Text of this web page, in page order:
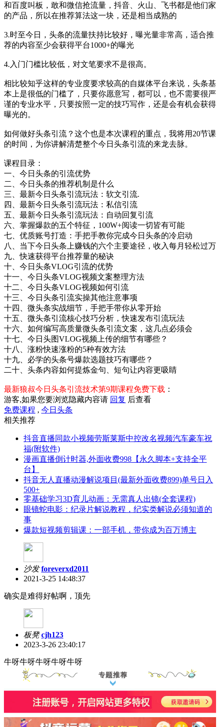
和百度叫板，敢和微信抢流量，抖音、火山、飞书都是他们家
的产品，所以在推荐算法这一块，还是相当成熟的
3.时至今日，头条的流量扶持比较好，曝光量非常高，适合推
荐的内容至少会获得平台1000+的曝光
4.入门门槛比较低，对文笔要求不是很高。
相比较知乎这样的专业度要求较高的自媒体平台来说，头条基
本上是很低的门槛了，只要你愿意写，都可以，也不需要很严
谨的专业水平，只要按照一定的技巧写作，还是会有机会获得
曝光的。
如何做好头条引流？这个也是本次课程的重点，我将用20节课
的时间，为你讲解清楚整个今日头条引流的来龙去脉。
课程目录：
一、今日头条的引流优势
二、今日头条的推荐机制是什么
三、最新今日头条引流玩法：软文引流.
四、最新今日头条引流玩法：私信引流
五、最新今日头条引流玩法：自动回复引流
六、掌握爆款的五个特征，100W+阅读一切皆有可能
七、优质账号打造：手把手教你完成今日头条的冷启动
八、当下今日头条上赚钱的六个主要途径，收入每月轻松过万
九、快速获得平台推荐量的秘诀
十、今日头条VLOG引流的优势
十一、今日头条VLOG视频文案整理方法
十二、今日头条VLOG视频如何引流
十三、今日头条引流实操其他注意事项
十四、微头条实战细节，手把手带你从零开始
十五、微头条引流核心技巧分析，快速发布引流玩法
十六、如何编写高质量微头条引流文案，这几点必须会
十七、今日头图VLOG视频上传的细节有哪些？
十八、涨粉快速涨粉的5种有效方法
十九、必学的头条号爆款选题技巧有哪些？
二十、头条内容如何提炼金句、短句让内容更吸睛
最新狼叔今日头条引流技术第9期课程免费下载 ：
游客,如果您要浏览隐藏内容请 回复 后查看
免费课程 , 今日头条
相关推荐
抖音直播同款小视频劳斯莱斯中控改名视频汽车豪车祝
福(附软件)
漫画直播倒计时器,外面收费998【永久脚本+支持全平
台】
抖音无人直播动漫解说项目(最新外面收费899)单号日入
500+
零基础学习3D育儿动画：无需真人出镜(全套课程)
眼镜蛇电影：纪录片解说教程，纪实类解说必须知道的
事
爆款短视频剪辑课：一部手机，带你成为百万博主
沙发 foreverxd2011
2021-3-25 14:48:37
确实是难得好帖啊，顶先
板凳 cjh123
2023-3-26 23:40:17
牛呀牛呀牛呀牛呀牛呀